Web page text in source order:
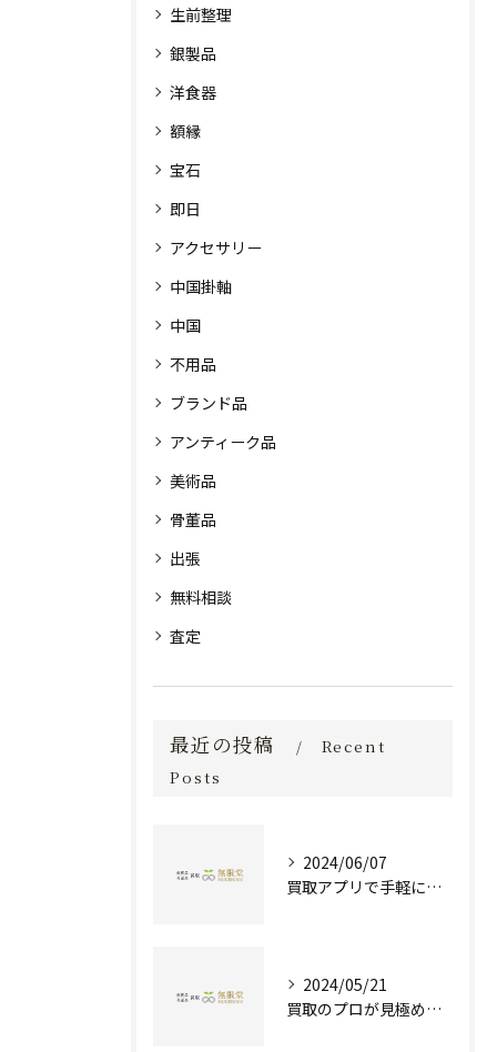
生前整理
銀製品
洋食器
額縁
宝石
即日
アクセサリー
中国掛軸
中国
不用品
ブランド品
アンティーク品
美術品
骨董品
出張
無料相談
査定
最近の投稿
Recent
Posts
2024/06/07
買取アプリで手軽に現金化！あなたの不要品が宝物に変わる方法とは？
2024/05/21
買取のプロが見極める！骨董品の価値と査定とは？